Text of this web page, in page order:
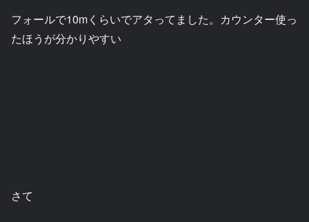
フォールで10mくらいでアタってました。カウンター使っ
たほうが分かりやすい
さて